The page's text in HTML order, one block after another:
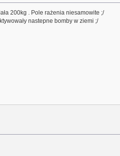
200kg . Pole rażenia niesamowite ;/
nastepne bomby w ziemi ;/